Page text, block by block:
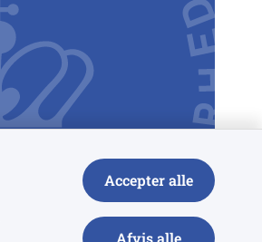
Accepter alle
Afvis alle